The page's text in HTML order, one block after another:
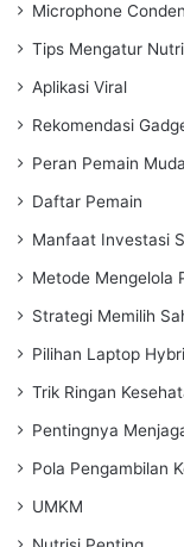
Microphone
Tips Mengatur
Aplikasi Viral
Rekomendasi
Peran Pemain Muda
Daftar Pemain
Manfaat Investasi
Metode Mengelola
Strategi Memilih
Pilihan Laptop
Trik Ringan
Pentingnya
Pola Pengambilan
UMKM